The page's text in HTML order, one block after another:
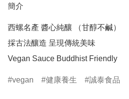
簡介
西螺名產 醬心純釀 （甘醇不鹹）
採古法釀造 呈現傳統美味
Vegan Sauce Buddhist Friendly
vegan 健康養生 誠泰食品